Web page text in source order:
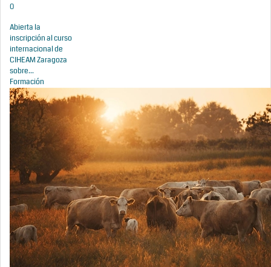
0
Abierta la
inscripción al curso
internacional de
CIHEAM Zaragoza
sobre...
Formación